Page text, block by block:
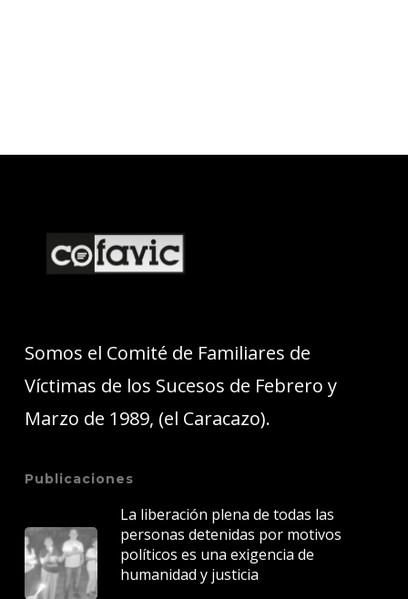
Somos el Comité de Familiares de
Víctimas de los Sucesos de Febrero y
Marzo de 1989, (el Caracazo).
Publicaciones
La liberación plena de todas las
personas detenidas por motivos
políticos es una exigencia de
humanidad y justicia